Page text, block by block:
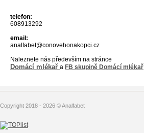
telefon:
608913292
email:
analfabet@conovehonakopci.cz
Naleznete nás především na stránce
Domácí mlékař a FB skupině Domácí mlékař
Copyright 2018 - 2026 © Analfabet